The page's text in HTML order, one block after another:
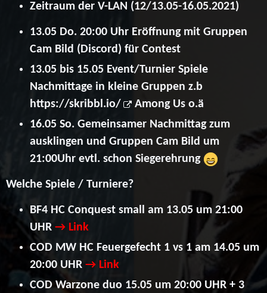
Zeitraum der V-LAN (12/13.05-16.05.2021)
13.05 Do. 20:00 Uhr Eröffnung mit Gruppen
Cam Bild (Discord) für Contest
13.05 bis 15.05 Event/Turnier Spiele
Nachmittage in kleine Gruppen z.b
https://skribbl.io/
Among Us o.ä
16.05 So. Gemeinsamer Nachmittag zum
ausklingen und Gruppen Cam Bild um
21:00Uhr evtl. schon Siegerehrung
Welche Spiele / Turniere?
BF4 HC Conquest small am 13.05 um 21:00
UHR → Link
COD MW HC Feuergefecht 1 vs 1 am 14.05 um
20:00 UHR → Link
COD Warzone duo 15.05 um 20:00 UHR + 3